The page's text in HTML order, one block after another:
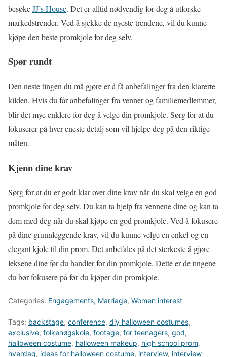
besøkeJJ’s House. Det er alltid nødvendig for deg å utforske
markedstrender. Ved å sjekke de nyeste trendene, vil du kunne
kjøpe den beste promkjole for deg selv.
Spør rundt
Den neste tingen du må gjøre er å få anbefalinger fra den klarerte
kilden. Hvis du får anbefalinger fra venner og familiemedlemmer,
blir det mye enklere for deg å velge din promkjole. Sørg for at du
fokuserer på hver eneste detalj som vil hjelpe deg på den riktige
måten.
Kjenn dine krav
Sørg for at du er godt klar over dine krav når du skal velge en god
promkjole for deg selv. Du kan ta hjelp fra vennene dine og kan ta
dem med deg når du skal kjøpe en god promkjole. Ved å fokusere
på dine grunnleggende krav, vil du kunne velge en enkel og en
elegant kjole til din prom. Det anbefales på det sterkeste å gjøre
leksene dine før du handler for din promkjole. Dette er de tingene
du bør fokusere på før du kjøper din promkjole.
Categories: Engagements, Marriage, Women interest
Tags: backstage, conference, diy halloween costumes,
exclusive, folkehøgskole, footage, for teenagers, god,
halloween costume, halloween makeup, high school prom,
hverdag, ideas for halloween costume, interview, interview